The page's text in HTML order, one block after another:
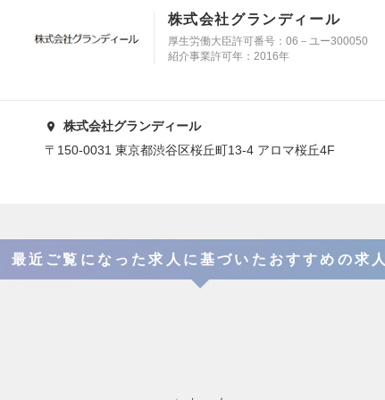
株式会社グランディール
厚生労働大臣許可番号：06－ユー300050
紹介事業許可年：2016年
株式会社グランディール
〒150-0031 東京都渋谷区桜丘町13-4 アロマ桜丘4F
最近ご覧になった求人に基づいたおすすめの求人